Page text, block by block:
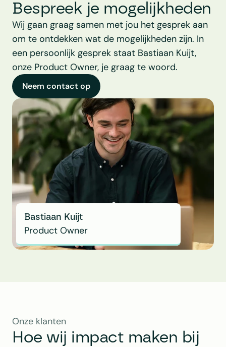
Bastiaan Kuijt
Product Owner
Bespreek je mogelijkheden
Wij gaan graag samen met jou het gesprek aan
om te ontdekken wat de mogelijkheden zijn. In
een persoonlijk gesprek staat Bastiaan Kuijt,
onze Product Owner, je graag te woord.
Neem contact op
Onze klanten
Hoe wij impact maken bij